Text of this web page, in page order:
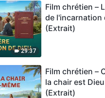
29:37
Film chrétien –
de l'incarnation
(Extrait)
Film chrétien –
la chair est
(Extrait)